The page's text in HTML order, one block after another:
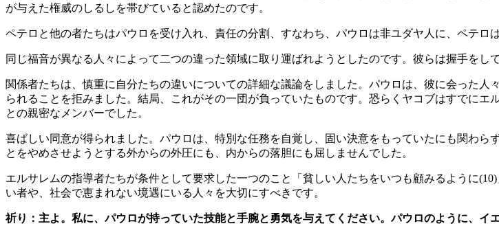
が与えた権威のしるしを帯びていると認めたのです。
ペテロと他の者たちはパウロを受け入れ、責任の分割、すなわち、パウロは非ユダヤ人に、ペテロ
同じ福音が異なる人々によって二つの違った領域に取り運ばれようとしたのです。彼らは握手をし
関係者たちは、慎重に自分たちの違いについての詳細な議論をしました。パウロは、彼に会った
られることを拒みました。結局、これがその一団が負っていたものです。恐らくヤコブはすでに
との親密なメンバーでした。
喜ばしい同意が得られました。パウロは、特別な任務を自覚し、固い決意をもっていたにも関わ
とをやめさせようとする外からの外圧にも、内からの落胆にも屈しませんでした。
エルサレムの指導者たちが条件として要求した一つのこと「貧しい人たちをいつも顧みるように
い者や、社会で恵まれない境遇にいる人々を大切にすべきです。
祈り：主よ。私に、パウロが持っていた技能と手腕と勇気を与えてください。パウロのように、イ